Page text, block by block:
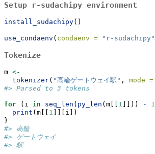
Setup r-sudachipy environment
install_sudachipy()
use_condaenv ( condaenv = "r-sudachipy"
Tokenize
m <-
tokenizer( "高輪ゲートウェイ駅" , mode =
#> Parsed to 3 tokens
for (i in seq_len ( py_len (m[[ 1 ]])) - 1
print (m[[ 1 ]][i])
}
#> 高輪
#> ゲートウェイ
#> 駅